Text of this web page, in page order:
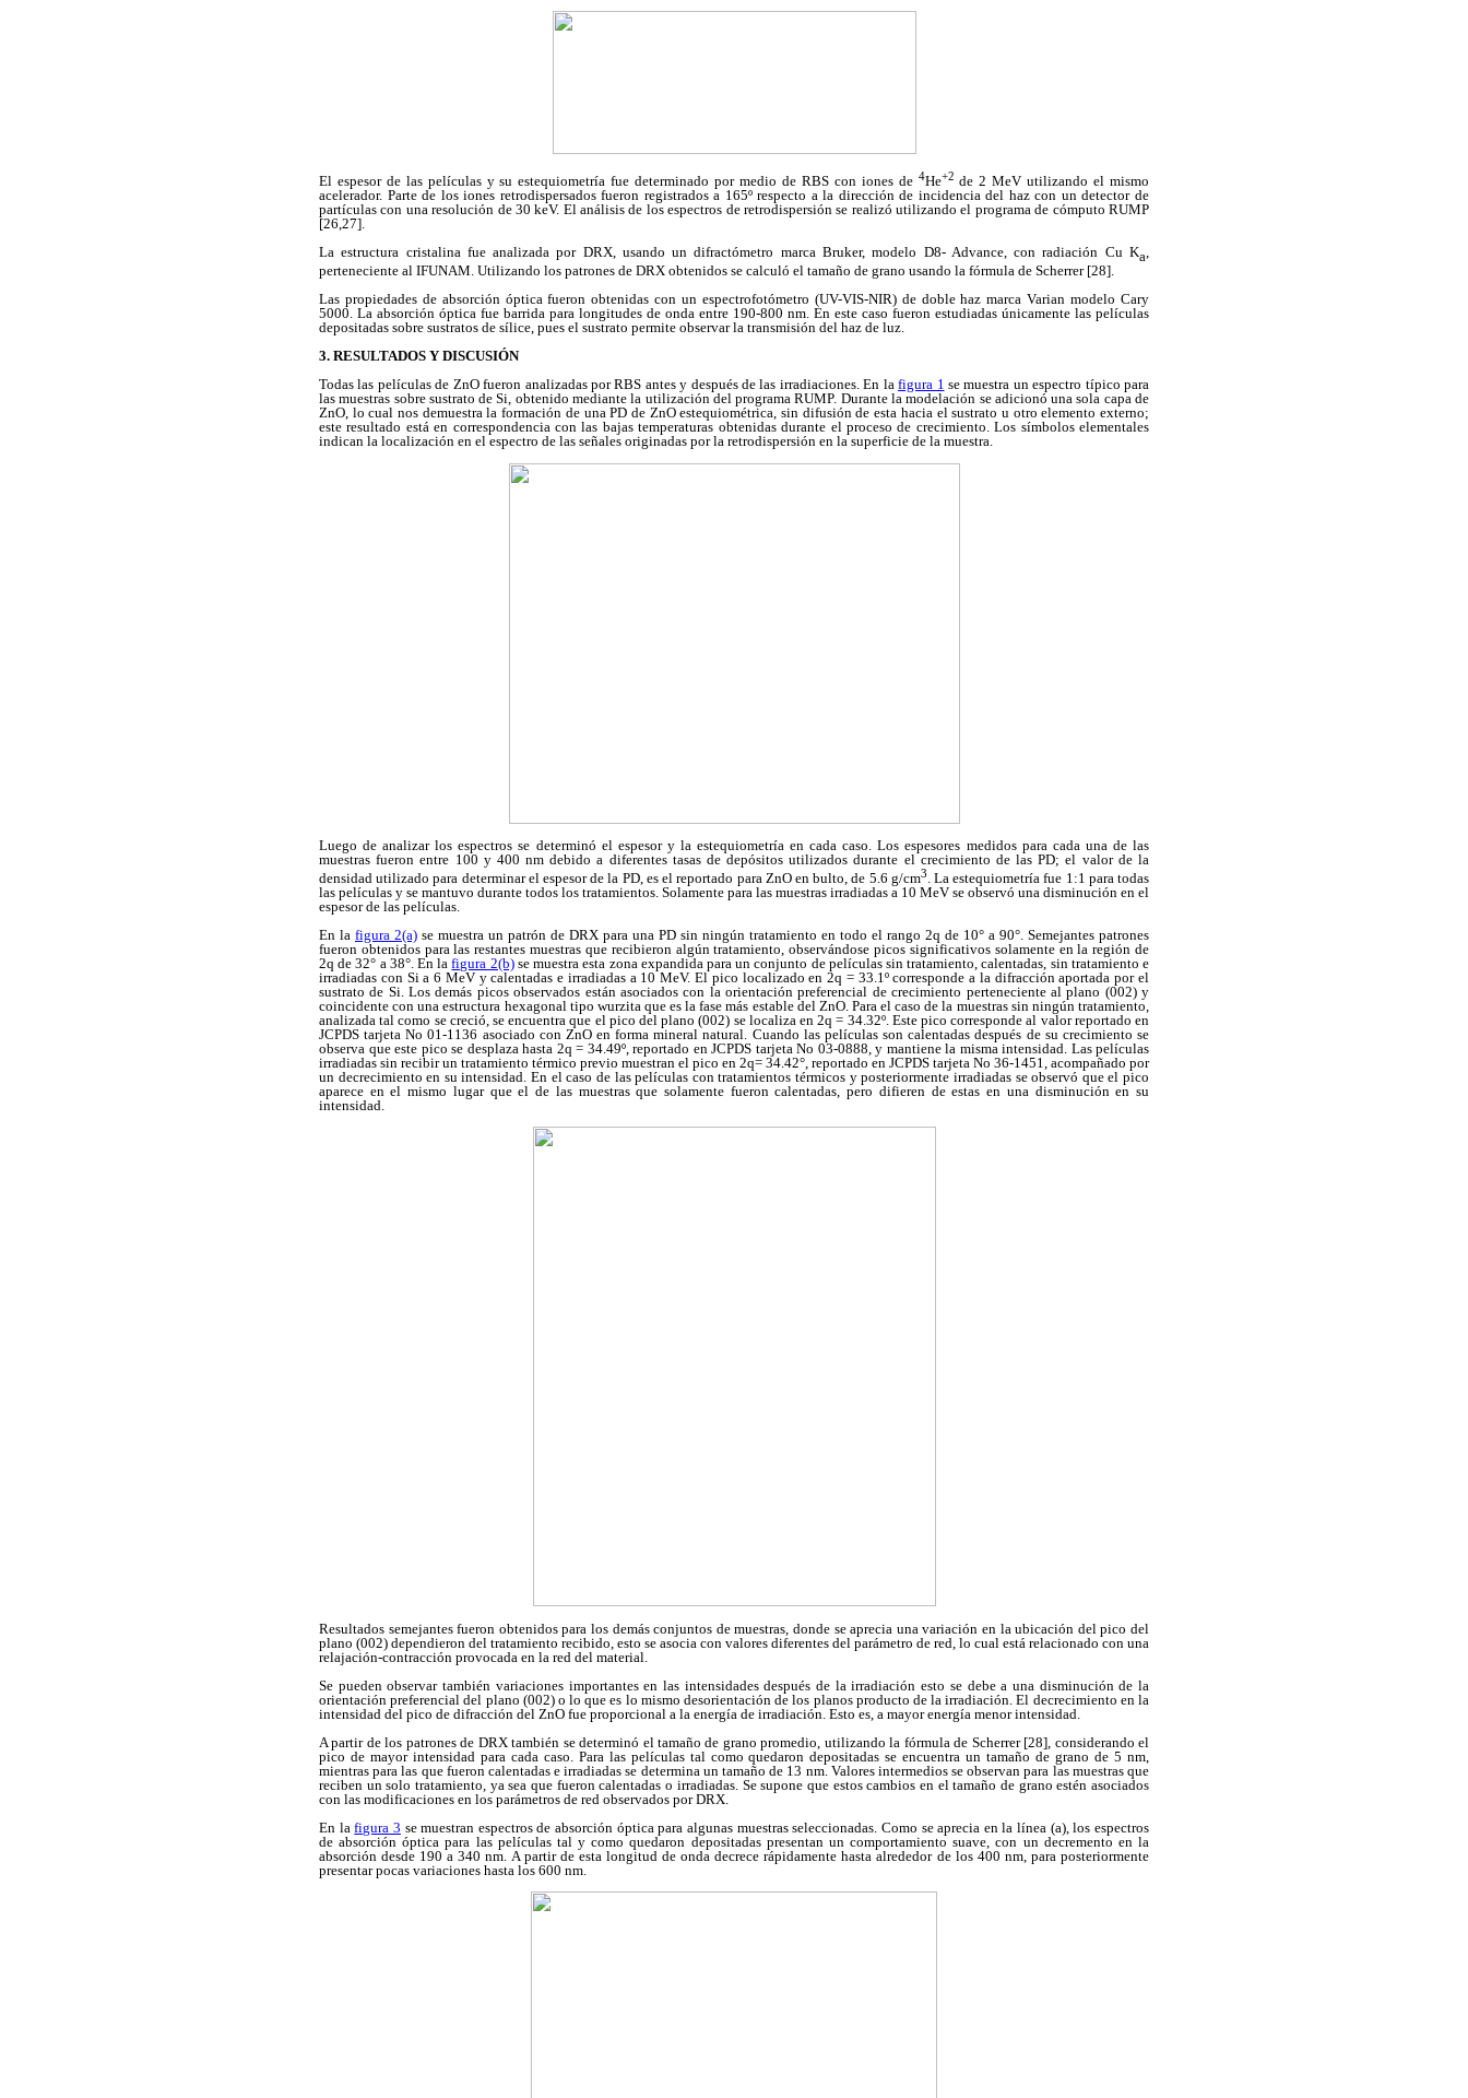
El espesor de las películas y su estequiometría fue determinado por medio de RBS con iones de 4He+2 de 2 MeV utilizando el mismo
acelerador. Parte de los iones retrodispersados fueron registrados a 165º respecto a la dirección de incidencia del haz con un detector de
partículas con una resolución de 30 keV. El análisis de los espectros de retrodispersión se realizó utilizando el programa de cómputo RUMP
[26,27].
La estructura cristalina fue analizada por DRX, usando un difractómetro marca Bruker, modelo D8- Advance, con radiación Cu Ka,
perteneciente al IFUNAM. Utilizando los patrones de DRX obtenidos se calculó el tamaño de grano usando la fórmula de Scherrer [28].
Las propiedades de absorción óptica fueron obtenidas con un espectrofotómetro (UV-VIS-NIR) de doble haz marca Varian modelo Cary
5000. La absorción óptica fue barrida para longitudes de onda entre 190-800 nm. En este caso fueron estudiadas únicamente las películas
depositadas sobre sustratos de sílice, pues el sustrato permite observar la transmisión del haz de luz.
3. RESULTADOS Y DISCUSIÓN
Todas las películas de ZnO fueron analizadas por RBS antes y después de las irradiaciones. En lafigura 1 se muestra un espectro típico para
las muestras sobre sustrato de Si, obtenido mediante la utilización del programa RUMP. Durante la modelación se adicionó una sola capa de
ZnO, lo cual nos demuestra la formación de una PD de ZnO estequiométrica, sin difusión de esta hacia el sustrato u otro elemento externo;
este resultado está en correspondencia con las bajas temperaturas obtenidas durante el proceso de crecimiento. Los símbolos elementales
indican la localización en el espectro de las señales originadas por la retrodispersión en la superficie de la muestra.
Luego de analizar los espectros se determinó el espesor y la estequiometría en cada caso. Los espesores medidos para cada una de las
muestras fueron entre 100 y 400 nm debido a diferentes tasas de depósitos utilizados durante el crecimiento de las PD; el valor de la
densidad utilizado para determinar el espesor de la PD, es el reportado para ZnO en bulto, de 5.6 g/cm3. La estequiometría fue 1:1 para todas
las películas y se mantuvo durante todos los tratamientos. Solamente para las muestras irradiadas a 10 MeV se observó una disminución en el
espesor de las películas.
En la figura 2(a) se muestra un patrón de DRX para una PD sin ningún tratamiento en todo el rango 2q de 10° a 90°. Semejantes patrones
fueron obtenidos para las restantes muestras que recibieron algún tratamiento, observándose picos significativos solamente en la región de
2q de 32° a 38°. En lafigura 2(b)se muestra esta zona expandida para un conjunto de películas sin tratamiento, calentadas, sin tratamiento e
irradiadas con Si a 6 MeV y calentadas e irradiadas a 10 MeV. El pico localizado en 2q = 33.1º corresponde a la difracción aportada por el
sustrato de Si. Los demás picos observados están asociados con la orientación preferencial de crecimiento perteneciente al plano (002) y
coincidente con una estructura hexagonal tipo wurzita que es la fase más estable del ZnO. Para el caso de la muestras sin ningún tratamiento,
analizada tal como se creció, se encuentra que el pico del plano (002) se localiza en 2q = 34.32º. Este pico corresponde al valor reportado en
JCPDS tarjeta No 01-1136 asociado con ZnO en forma mineral natural. Cuando las películas son calentadas después de su crecimiento se
observa que este pico se desplaza hasta 2q = 34.49º, reportado en JCPDS tarjeta No 03-0888, y mantiene la misma intensidad. Las películas
irradiadas sin recibir un tratamiento térmico previo muestran el pico en 2q= 34.42°, reportado en JCPDS tarjeta No 36-1451, acompañado por
un decrecimiento en su intensidad. En el caso de las películas con tratamientos térmicos y posteriormente irradiadas se observó que el pico
aparece en el mismo lugar que el de las muestras que solamente fueron calentadas, pero difieren de estas en una disminución en su
intensidad.
Resultados semejantes fueron obtenidos para los demás conjuntos de muestras, donde se aprecia una variación en la ubicación del pico del
plano (002) dependieron del tratamiento recibido, esto se asocia con valores diferentes del parámetro de red, lo cual está relacionado con una
relajación-contracción provocada en la red del material.
Se pueden observar también variaciones importantes en las intensidades después de la irradiación esto se debe a una disminución de la
orientación preferencial del plano (002) o lo que es lo mismo desorientación de los planos producto de la irradiación. El decrecimiento en la
intensidad del pico de difracción del ZnO fue proporcional a la energía de irradiación. Esto es, a mayor energía menor intensidad.
A partir de los patrones de DRX también se determinó el tamaño de grano promedio, utilizando la fórmula de Scherrer [28], considerando el
pico de mayor intensidad para cada caso. Para las películas tal como quedaron depositadas se encuentra un tamaño de grano de 5 nm,
mientras para las que fueron calentadas e irradiadas se determina un tamaño de 13 nm. Valores intermedios se observan para las muestras que
reciben un solo tratamiento, ya sea que fueron calentadas o irradiadas. Se supone que estos cambios en el tamaño de grano estén asociados
con las modificaciones en los parámetros de red observados por DRX.
En lafigura 3 se muestran espectros de absorción óptica para algunas muestras seleccionadas. Como se aprecia en la línea (a), los espectros
de absorción óptica para las películas tal y como quedaron depositadas presentan un comportamiento suave, con un decremento en la
absorción desde 190 a 340 nm. A partir de esta longitud de onda decrece rápidamente hasta alrededor de los 400 nm, para posteriormente
presentar pocas variaciones hasta los 600 nm.